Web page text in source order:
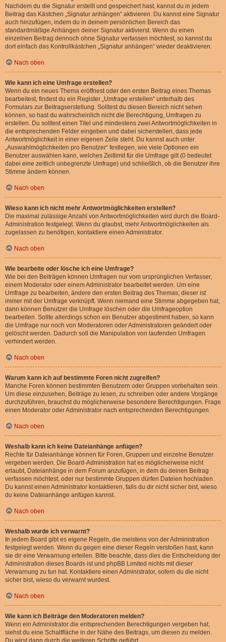
Nachdem du die Signatur erstellt und gespeichert hast, kannst du in jedem
Beitrag das Kästchen „Signatur anhängen“ aktivieren. Du kannst eine Signatur
auch hinzufügen, indem du in deinem persönlichen Bereich das
standardmäßige Anhängen deiner Signatur aktivierst. Wenn du einen
einzelnen Beitrag dennoch ohne Signatur verfassen möchtest, so kannst du
dort einfach das Kontrollkästchen „Signatur anhängen“ wieder deaktivieren.
Nach oben
Wie kann ich eine Umfrage erstellen?
Wenn du ein neues Thema eröffnest oder den ersten Beitrag eines Themas
bearbeitest, findest du ein Register „Umfrage erstellen“ unterhalb des
Formulars zur Beitragserstellung. Solltest du diesen Bereich nicht sehen
können, so hast du wahrscheinlich nicht die Berechtigung, Umfragen zu
erstellen. Du solltest einen Titel und mindestens zwei Antwortmöglichkeiten in
die entsprechenden Felder eingeben und dabei sicherstellen, dass jede
Antwortmöglichkeit in einer eigenen Zeile steht. Du kannst auch unter
„Auswahlmöglichkeiten pro Benutzer“ festlegen, wie viele Optionen ein
Benutzer auswählen kann, welches Zeitlimit für die Umfrage gilt (0 bedeutet
dabei eine zeitlich unbegrenzte Umfrage) und schließlich, ob die Benutzer ihre
Stimme ändern können.
Nach oben
Wieso kann ich nicht mehr Antwortmöglichkeiten erstellen?
Die maximal zulässige Anzahl von Antwortmöglichkeiten wird durch die Board-
Administration festgelegt. Wenn du glaubst, mehr Antwortmöglichkeiten als
zugelassen zu benötigen, kontaktiere einen Administrator.
Nach oben
Wie bearbeite oder lösche ich eine Umfrage?
Wie bei den Beiträgen können Umfragen nur vom ursprünglichen Verfasser,
einem Moderator oder einem Administrator bearbeitet werden. Um eine
Umfrage zu bearbeiten, ändere den ersten Beitrag des Themas; dieser ist
immer mit der Umfrage verknüpft. Wenn niemand eine Stimme abgegeben hat,
dann können Benutzer die Umfrage löschen oder die Umfrageoption
bearbeiten. Sollte allerdings schon ein Benutzer abgestimmt haben, so kann
die Umfrage nur noch von Moderatoren oder Administratoren geändert oder
gelöscht werden. Dadurch soll die Manipulation von laufenden Umfragen
verhindert werden.
Nach oben
Warum kann ich auf bestimmte Foren nicht zugreifen?
Manche Foren können bestimmten Benutzern oder Gruppen vorbehalten sein.
Um diese einzusehen, Beiträge zu lesen, zu schreiben oder andere Vorgänge
durchzuführen, brauchst du möglicherweise besondere Berechtigungen. Frage
einen Moderator oder Administrator nach entsprechenden Berechtigungen.
Nach oben
Weshalb kann ich keine Dateianhänge anfügen?
Rechte für Dateianhänge können für Foren, Gruppen und einzelne Benutzer
vergeben werden. Die Board-Administration hat es möglicherweise nicht
erlaubt, Dateianhänge in dem Forum anzufügen, in dem du deinen Beitrag
verfassen möchtest, oder nur bestimmte Gruppen dürfen Dateien hochladen.
Du kannst einen Administrator kontaktieren, falls du dir nicht sicher bist, wieso
du keine Dateianhänge anfügen kannst.
Nach oben
Weshalb wurde ich verwarnt?
In jedem Board gibt es eigene Regeln, die meistens von der Administration
festgelegt werden. Wenn du gegen eine dieser Regeln verstoßen hast, kann
sie dir eine Verwarnung erteilen. Bitte beachte, dass dies die Entscheidung der
Administration dieses Boards ist und phpBB Limited nichts mit dieser
Verwarnung zu tun hat. Kontaktiere einen Administrator, sofern du die nicht
sicher bist, wieso du verwarnt wurdest.
Nach oben
Wie kann ich Beiträge den Moderatoren melden?
Wenn ein Administrator die entsprechenden Berechtigungen vergeben hat,
siehst du eine Schaltfläche in der Nähe des Beitrags, um diesen zu melden.
Du wirst dann durch die weiteren Schritte geführt.